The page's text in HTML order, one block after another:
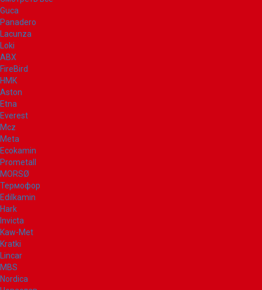
Guca
Panadero
Lacunza
Loki
ABX
FireBird
НМК
Aston
Etna
Everest
Mcz
Meta
Ecokamin
Prometall
MORSØ
Термофор
Edilkamin
Hark
Invicta
Kaw-Met
Kratki
Lincar
MBS
Nordica